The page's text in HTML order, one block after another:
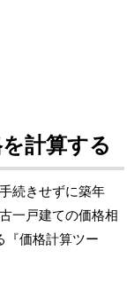
計算する
続きせずに築年
一戸建ての価格相
『価格計算ツー